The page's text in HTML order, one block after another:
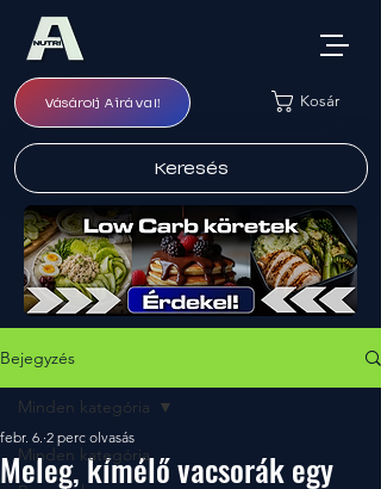
Vásárolj Airával! Kosár
Keresés
Bejegyzés
Minden kategória
Minden kategória
Meleg, kímélő vacsorák egy
febr. 6. 2 perc olvasás